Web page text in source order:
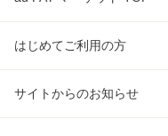
はじめてご利用の方
サイトからのお知らせ